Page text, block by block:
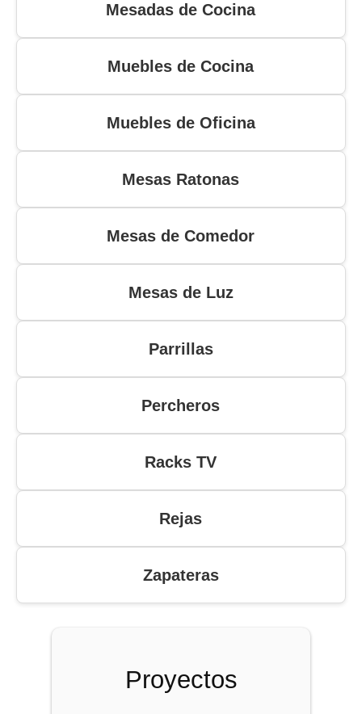
Mesadas de Cocina
Muebles de Cocina
Muebles de Oficina
Mesas Ratonas
Mesas de Comedor
Mesas de Luz
Parrillas
Percheros
Racks TV
Rejas
Zapateras
Proyectos